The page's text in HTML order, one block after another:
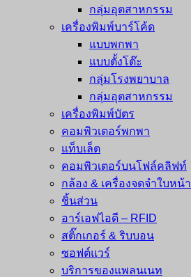
กลุ่มอุตสาหกรรม
เครื่องพิมพ์บาร์โค้ด
แบบพกพา
แบบตั้งโต๊ะ
กลุ่มโรงพยาบาล
กลุ่มอุตสาหกรรม
เครื่องพิมพ์บัตร
คอมพิวเตอร์พกพา
แท็บเล็ต
คอมพิวเตอร์บนโฟล์คลิฟท์
กล้อง & เครื่องจดจำใบหน้า
ชิ้นส่วน
อาร์เอฟไอดี – RFID
สติ๊กเกอร์ & ริบบอน
ซอฟต์แวร์
บริการของแพลนเนท